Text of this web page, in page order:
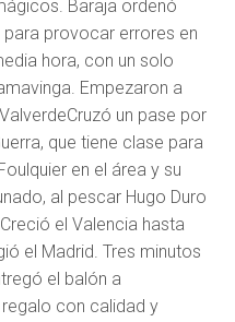
Baraja ordenó
provocar errores en
hora, con un solo
Empezaron a
un pase por
que tiene clase para
en el área y su
al pescar Hugo Duro
el Valencia hasta
el Madrid. Tres minutos
el balón a
con calidad y